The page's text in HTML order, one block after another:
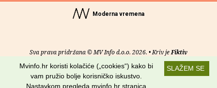
Moderna vremena
Sva prava pridržana © MV Info d.o.o. 2026. • Kriv jeFiktiv
Uvjeti korištenja RSS kanaliSLAŽEM SE
Mvinfo.hr koristi kolačiće („cookies“) kako bi
vam pružio bolje korisničko iskustvo.
Nastavkom pregleda mvinfo.hr stranica